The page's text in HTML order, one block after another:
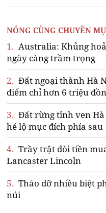
NÓNG CÙNG CHUYÊN
1. Australia: Khủng
ngày càng trầm trọng
2. Đất ngoại thành Hà
điểm chỉ hơn 6 triệu
3. Đất rừng tỉnh ven
hé lộ mục đích phía sau
4. Trầy trật đòi tiền
Lancaster Lincoln
5. Tháo dỡ nhiều biệt
núi